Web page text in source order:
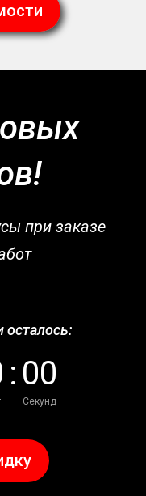
при заказе
осталось:
: 00
Секунд